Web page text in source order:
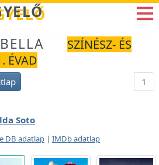
SZÍNÉSZ- ÉS
ÉVAD
1
Soto
DB adatlap | IMDb adatlap